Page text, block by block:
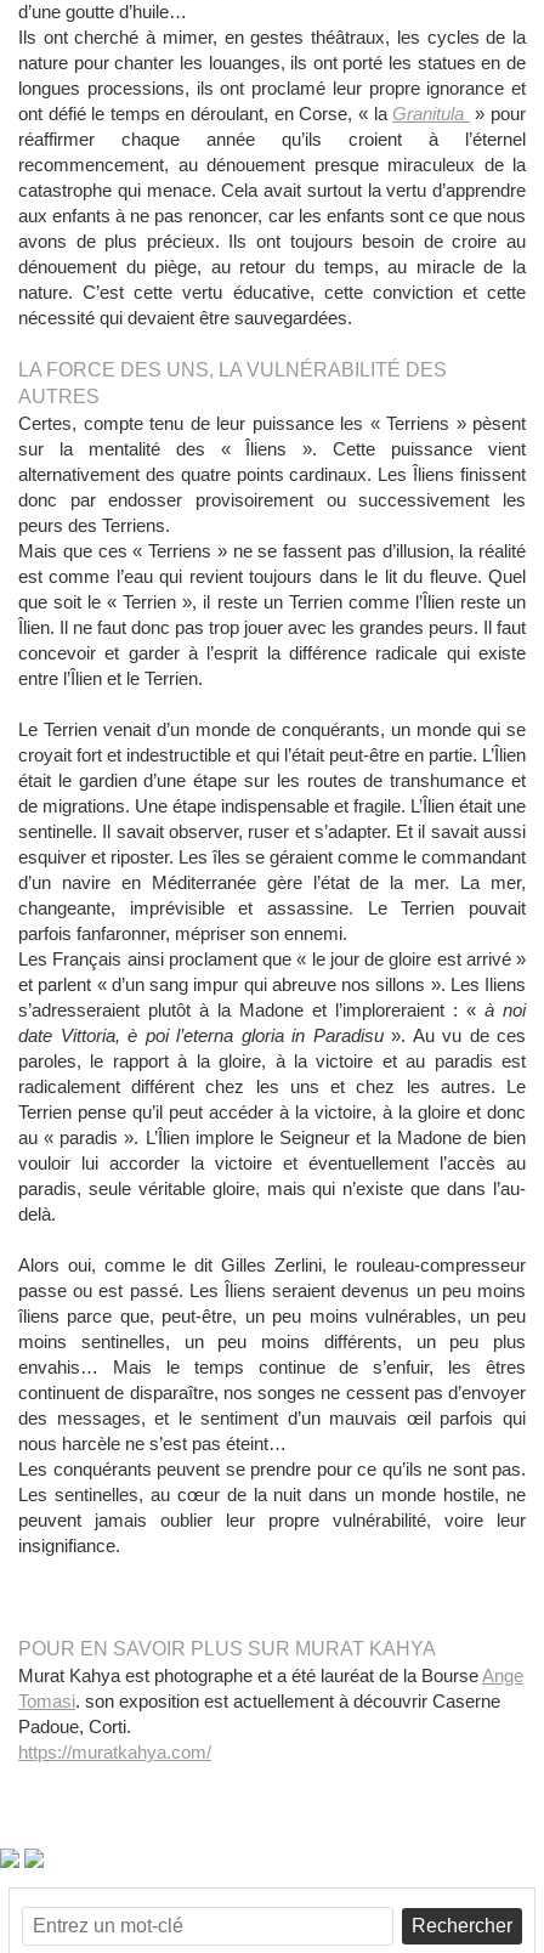
d’une goutte d’huile…
Ils ont cherché à mimer, en gestes théâtraux, les cycles de la
nature pour chanter les louanges, ils ont porté les statues en de
longues processions, ils ont proclamé leur propre ignorance et
ont défié le temps en déroulant, en Corse, « laGranitula » pour
réaffirmer chaque année qu’ils croient à l’éternel
recommencement, au dénouement presque miraculeux de la
catastrophe qui menace. Cela avait surtout la vertu d’apprendre
aux enfants à ne pas renoncer, car les enfants sont ce que nous
avons de plus précieux. Ils ont toujours besoin de croire au
dénouement du piège, au retour du temps, au miracle de la
nature.C’est cette vertu éducative, cette conviction et cette
nécessité qui devaient être sauvegardées.
LA FORCE DES UNS, LA VULNÉRABILITÉ DES
AUTRES
Certes, compte tenu de leur puissance les « Terriens » pèsent
sur la mentalité des « Îliens ». Cette puissance vient
alternativement des quatre points cardinaux. Les Îliens finissent
donc par endosser provisoirement ou successivement les
peurs des Terriens.
Mais que ces « Terriens » ne se fassent pas d’illusion, la réalité
est comme l’eau qui revient toujours dans le lit du fleuve. Quel
que soit le « Terrien », il reste un Terrien comme l’Îlien reste un
Îlien. Il ne faut donc pas trop jouer avec les grandes peurs. Il faut
concevoir et garder à l’esprit la différence radicale qui existe
entre l’Îlien et le Terrien.
Le Terrien venait d’un monde de conquérants, un monde qui se
croyait fort et indestructible et qui l’était peut-être en partie. L’Îlien
était le gardien d’une étape sur les routes de transhumance et
de migrations. Une étape indispensable et fragile. L’Îlien était une
sentinelle. Il savait observer, ruser et s’adapter. Et il savait aussi
esquiver et riposter. Les îles se géraient comme le commandant
d’un navire en Méditerranée gère l’état de la mer. La mer,
changeante, imprévisible et assassine. Le Terrien pouvait
parfois fanfaronner, mépriser son ennemi.
Les Français ainsi proclament que « le jour de gloire est arrivé »
et parlent « d’un sang impur qui abreuve nos sillons ». Les Iliens
s’adresseraient plutôt à la Madone et l’imploreraient : « à noi
date Vittoria, è poi l’eterna gloria in Paradisu». Au vu de ces
paroles, le rapport à la gloire, à la victoire et au paradis est
radicalement différent chez les uns et chez les autres. Le
Terrien pense qu’il peut accéder à la victoire, à la gloire et donc
au « paradis ». L’Îlien implore le Seigneur et la Madone de bien
vouloir lui accorder la victoire et éventuellement l’accès au
paradis, seule véritable gloire, mais qui n’existe que dans l’au-
delà.
Alors oui, comme le dit Gilles Zerlini, le rouleau-compresseur
passe ou est passé. Les Îliens seraient devenus un peu moins
îliens parce que, peut-être, un peu moins vulnérables, un peu
moins sentinelles, un peu moins différents, un peu plus
envahis… Mais le temps continue de s’enfuir, les êtres
continuent de disparaître, nos songes ne cessent pas d’envoyer
des messages, et le sentiment d’un mauvais œil parfois qui
nous harcèle ne s’est pas éteint…
Les conquérants peuvent se prendre pour ce qu’ils ne sont pas.
Les sentinelles, au cœur de la nuit dans un monde hostile, ne
peuvent jamais oublier leur propre vulnérabilité, voire leur
insignifiance.
POUR EN SAVOIR PLUS SUR MURAT KAHYA
Murat Kahya est photographe et a été lauréat de la BourseAnge
Tomasi. son exposition est actuellement à découvrir Caserne
Padoue, Corti.
https://muratkahya.com/
Rechercher